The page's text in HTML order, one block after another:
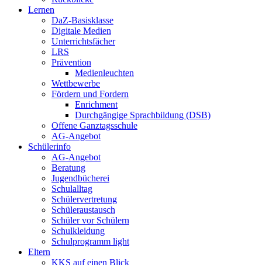
Lernen
DaZ-Basisklasse
Digitale Medien
Unterrichtsfächer
LRS
Prävention
Medienleuchten
Wettbewerbe
Fördern und Fordern
Enrichment
Durchgängige Sprachbildung (DSB)
Offene Ganztagsschule
AG-Angebot
Schülerinfo
AG-Angebot
Beratung
Jugendbücherei
Schulalltag
Schülervertretung
Schüleraustausch
Schüler vor Schülern
Schulkleidung
Schulprogramm light
Eltern
KKS auf einen Blick